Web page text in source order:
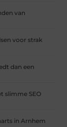
van
voor strak
dan een
slimme SEO
in Arnhem